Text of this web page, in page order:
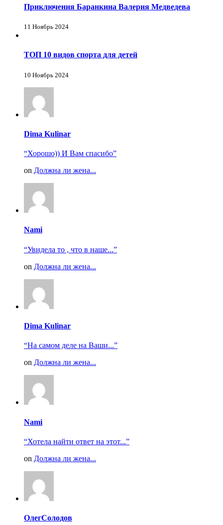
Приключения Баранкина Валерия Медведева
11 Ноябрь 2024
ТОП 10 видов спорта для детей
10 Ноябрь 2024
Dima Kulinar
“Хорошо)) И Вам спасибо”
on Должна ли жена...
Nami
“Увидела то , что в наше...”
on Должна ли жена...
Dima Kulinar
“На самом деле на Ваши...”
on Должна ли жена...
Nami
“Хотела найти ответ на этот...”
on Должна ли жена...
ОлегСолодов